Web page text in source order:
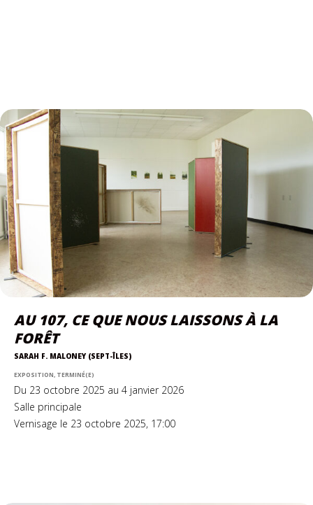
AU 107, CE QUE NOUS LAISSONS À LA
FORÊT
SARAH F. MALONEY (SEPT-ÎLES)
EXPOSITION, TERMINÉ(E)
Du 23 octobre 2025 au 4 janvier 2026
Salle principale
Vernisage le 23 octobre 2025, 17:00